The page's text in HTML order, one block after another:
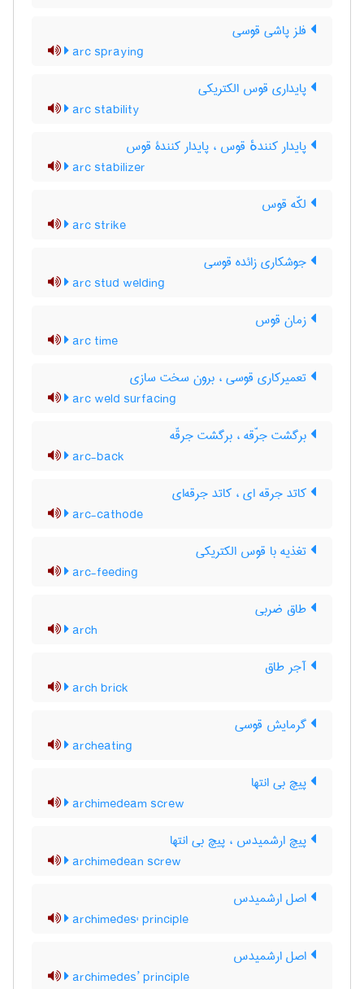
فلز پاشی قوسی
arc spraying
پایداری قوس الکتریکی
arc stability
پایدار کنندهٔ قوس ، پایدار کنندۀ قوس
arc stabilizer
لکّه قوس
arc strike
جوشکاری زائده قوسی
arc stud welding
زمان قوس
arc time
تعمیرکاری قوسی ، برون سخت سازی
arc weld surfacing
برگشت جرّقه ، برگشت جرقّه
arc-back
کاتد جرقه ای ، کاتد جرقه‌ای
arc-cathode
تغذیه با قوس الکتریکی
arc-feeding
طاق ضربی
arch
آجر طاق
arch brick
گرمایش قوسی
archeating
پیچ بی انتها
archimedeam screw
پیچ ارشمیدس ، پیچ بی انتها
archimedean screw
اصل ارشمیدس
archimedes' principle
اصل ارشمیدس
archimedes’ principle